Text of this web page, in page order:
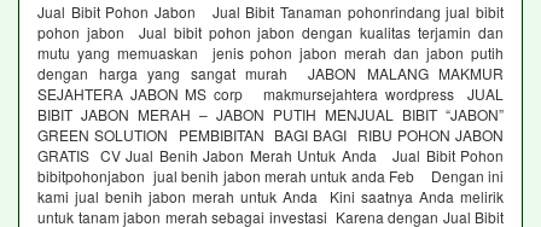
Jual Bibit Pohon Jabon Jual Bibit Tanaman pohonrindang jual bibit
pohon jabon Jual bibit pohon jabon dengan kualitas terjamin dan
mutu yang memuaskan jenis pohon jabon merah dan jabon putih
dengan harga yang sangat murah JABON MALANG MAKMUR
SEJAHTERA JABON MS corp makmursejahtera wordpress JUAL
BIBIT JABON MERAH – JABON PUTIH MENJUAL BIBIT “JABON”
GREEN SOLUTION PEMBIBITAN BAGI BAGI RIBU POHON JABON
GRATIS CV Jual Benih Jabon Merah Untuk Anda Jual Bibit Pohon
bibitpohonjabon jual benih jabon merah untuk anda Feb Dengan ini
kami jual benih jabon merah untuk Anda Kini saatnya Anda melirik
untuk tanam jabon merah sebagai investasi Karena dengan Jual Bibit